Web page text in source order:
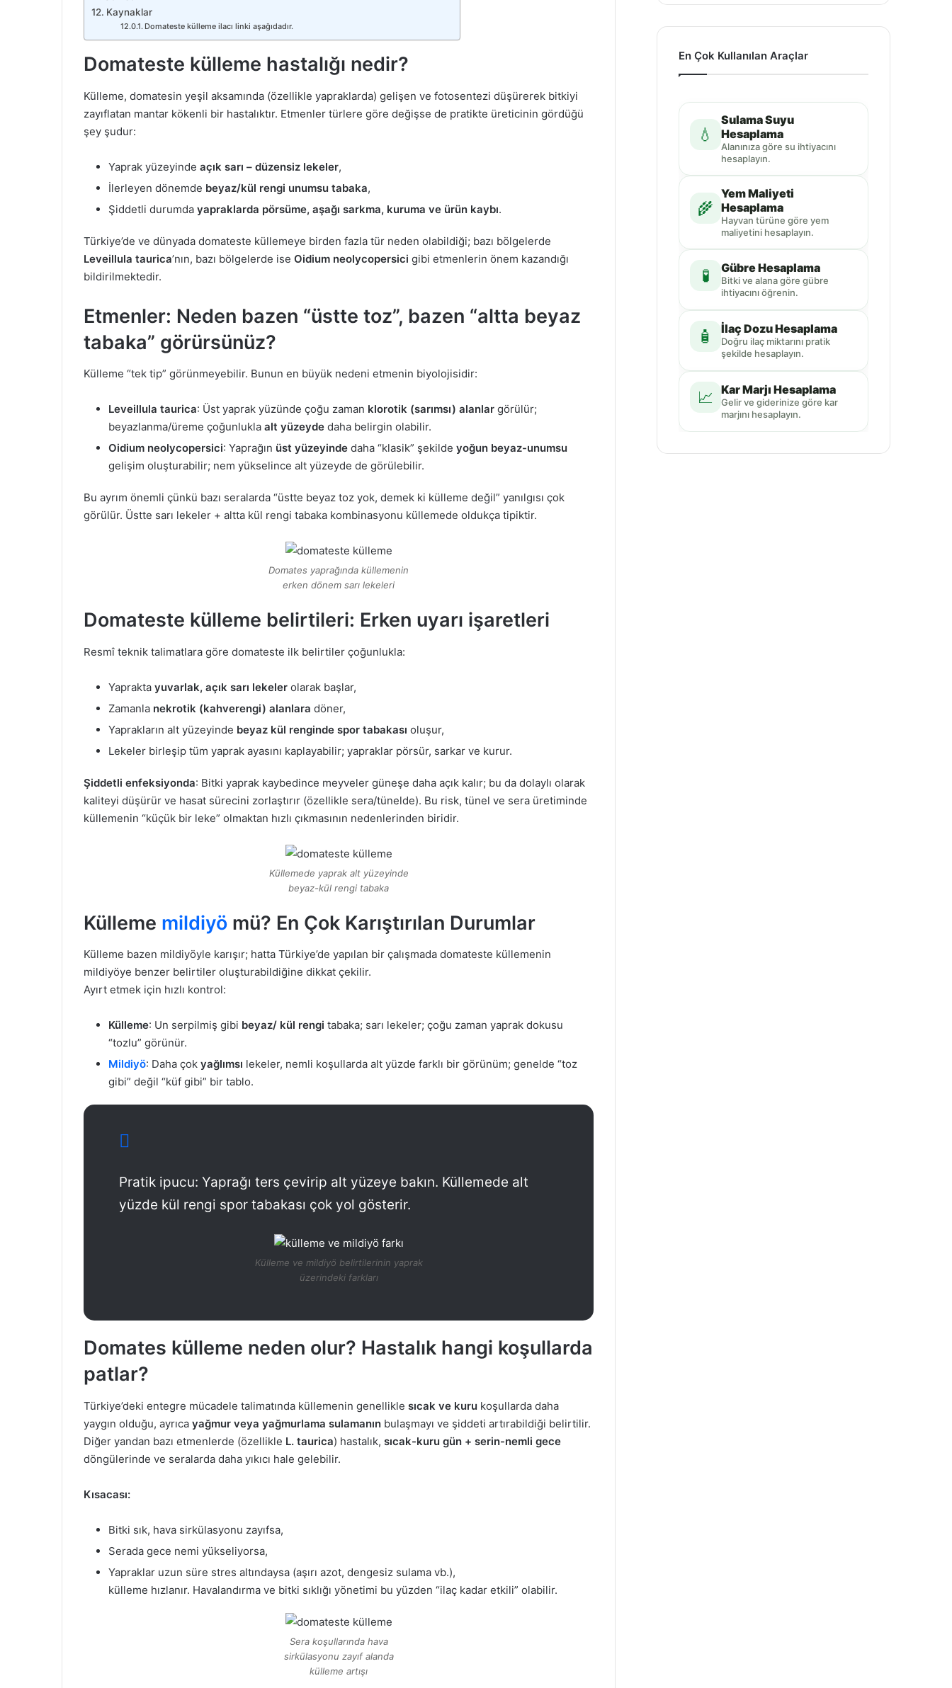
Kaynaklar
Domateste külleme ilacı linki aşağıdadır.
Domateste külleme hastalığı nedir?
Külleme, domatesin yeşil aksamında (özellikle yapraklarda) gelişen ve fotosentezi düşürerek bitkiyi
zayıflatan mantar kökenli bir hastalıktır. Etmenler türlere göre değişse de pratikte üreticinin gördüğü
şey şudur:
Yaprak yüzeyinde açık sarı – düzensiz lekeler,
İlerleyen dönemde beyaz/kül rengi unumsu tabaka,
Şiddetli durumda yapraklarda pörsüme, aşağı sarkma, kuruma ve ürün kaybı.
Türkiye’de ve dünyada domateste küllemeye birden fazla tür neden olabildiği; bazı bölgelerde
Leveillula taurica’nın, bazı bölgelerde ise Oidium neolycopersici gibi etmenlerin önem kazandığı
bildirilmektedir.
Etmenler: Neden bazen “üstte toz”, bazen “altta beyaz
tabaka” görürsünüz?
Külleme “tek tip” görünmeyebilir. Bunun en büyük nedeni etmenin biyolojisidir:
Leveillula taurica: Üst yaprak yüzünde çoğu zaman klorotik (sarımsı) alanlar görülür;
beyazlanma/üreme çoğunlukla alt yüzeyde daha belirgin olabilir.
Oidium neolycopersici: Yaprağın üst yüzeyinde daha “klasik” şekilde yoğun beyaz-unumsu
gelişim oluşturabilir; nem yükselince alt yüzeyde de görülebilir.
Bu ayrım önemli çünkü bazı seralarda “üstte beyaz toz yok, demek ki külleme değil” yanılgısı çok
görülür. Üstte sarı lekeler + altta kül rengi tabaka kombinasyonu küllemede oldukça tipiktir.
Domates yaprağında küllemenin
erken dönem sarı lekeleri
Domateste külleme belirtileri: Erken uyarı işaretleri
Resmî teknik talimatlara göre domateste ilk belirtiler çoğunlukla:
Yaprakta yuvarlak, açık sarı lekeler olarak başlar,
Zamanla nekrotik (kahverengi) alanlara döner,
Yaprakların alt yüzeyinde beyaz kül renginde spor tabakası oluşur,
Lekeler birleşip tüm yaprak ayasını kaplayabilir; yapraklar pörsür, sarkar ve kurur.
Şiddetli enfeksiyonda: Bitki yaprak kaybedince meyveler güneşe daha açık kalır; bu da dolaylı olarak
kaliteyi düşürür ve hasat sürecini zorlaştırır (özellikle sera/tünelde). Bu risk, tünel ve sera üretiminde
küllemenin “küçük bir leke” olmaktan hızlı çıkmasının nedenlerinden biridir.
Küllemede yaprak alt yüzeyinde
beyaz-kül rengi tabaka
Külleme mildiyö mü? En Çok Karıştırılan Durumlar
Külleme bazen mildiyöyle karışır; hatta Türkiye’de yapılan bir çalışmada domateste küllemenin
mildiyöye benzer belirtiler oluşturabildiğine dikkat çekilir.
Ayırt etmek için hızlı kontrol:
Külleme: Un serpilmiş gibi beyaz/ kül rengi tabaka; sarı lekeler; çoğu zaman yaprak dokusu
“tozlu” görünür.
Mildiyö: Daha çok yağlımsı lekeler, nemli koşullarda alt yüzde farklı bir görünüm; genelde “toz
gibi” değil “küf gibi” bir tablo.
Pratik ipucu: Yaprağı ters çevirip alt yüzeye bakın. Küllemede alt
yüzde kül rengi spor tabakası çok yol gösterir.
Külleme ve mildiyö belirtilerinin yaprak
üzerindeki farkları
Domates külleme neden olur? Hastalık hangi koşullarda
patlar?
Türkiye’deki entegre mücadele talimatında küllemenin genellikle sıcak ve kuru koşullarda daha
yaygın olduğu, ayrıca yağmur veya yağmurlama sulamanın bulaşmayı ve şiddeti artırabildiği belirtilir.
Diğer yandan bazı etmenlerde (özellikle L. taurica) hastalık, sıcak-kuru gün + serin-nemli gece
döngülerinde ve seralarda daha yıkıcı hale gelebilir.
Kısacası:
Bitki sık, hava sirkülasyonu zayıfsa,
Serada gece nemi yükseliyorsa,
Yapraklar uzun süre stres altındaysa (aşırı azot, dengesiz sulama vb.),
külleme hızlanır. Havalandırma ve bitki sıklığı yönetimi bu yüzden “ilaç kadar etkili” olabilir.
Sera koşullarında hava
sirkülasyonu zayıf alanda
külleme artışı
En Çok Kullanılan Araçlar
💧
Sulama Suyu
Hesaplama
Alanınıza göre su ihtiyacını
hesaplayın.
🌾
Yem Maliyeti
Hesaplama
Hayvan türüne göre yem
maliyetini hesaplayın.
🧪 Gübre Hesaplama
Bitki ve alana göre gübre
ihtiyacını öğrenin.
🧴 İlaç Dozu Hesaplama
Doğru ilaç miktarını pratik
şekilde hesaplayın.
📈 Kar Marjı Hesaplama
Gelir ve giderinize göre kar
marjını hesaplayın.